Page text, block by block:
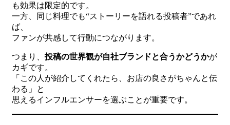
も効果は限定的です。
一方、同じ料理でも“ストーリーを語れる投稿者”であれ
ば、
ファンが共感して行動につながります。
つまり、投稿の世界観が自社ブランドと合うかどうかが
カギです。
「この人が紹介してくれたら、お店の良さがちゃんと伝
わる」と
思えるインフルエンサーを選ぶことが重要です。